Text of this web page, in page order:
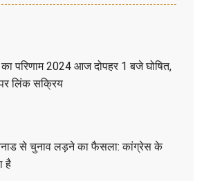
का परिणाम 2024 आज दोपहर 1 बजे घोषित,
लिंक सक्रिय
से चुनाव लड़ने का फैसला: कांग्रेस के
है